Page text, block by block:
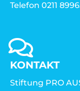
Telefon 0211
KONTAKT
Stiftung PRO